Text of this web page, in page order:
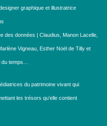
graphique et illustratrice
des données | Claudius, Manon Lacelle,
Vigneau, Esther Noël de Tilly et
temps…
du patrimoine vivant qui
les trésors qu’elle contient